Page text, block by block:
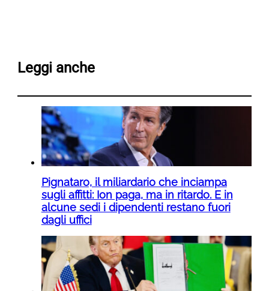
Leggi anche
Pignataro, il miliardario che inciampa
sugli affitti: Ion paga, ma in ritardo. E in
alcune sedi i dipendenti restano fuori
dagli uffici